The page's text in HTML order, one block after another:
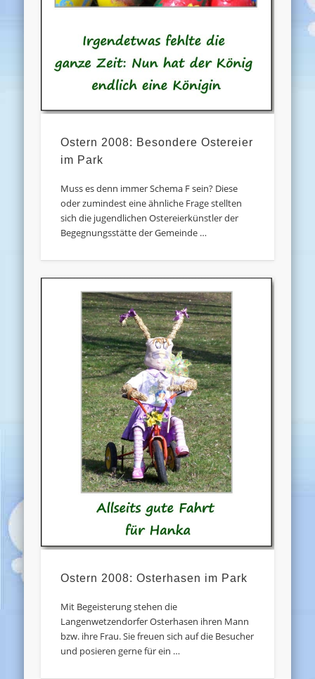
Ostern 2008: Besondere Ostereier
im Park
Muss es denn immer Schema F sein? Diese
oder zumindest eine ähnliche Frage stellten
sich die jugendlichen Ostereierkünstler der
Begegnungsstätte der Gemeinde …
Ostern 2008: Osterhasen im Park
Mit Begeisterung stehen die
Langenwetzendorfer Osterhasen ihren Mann
bzw. ihre Frau. Sie freuen sich auf die Besucher
und posieren gerne für ein …